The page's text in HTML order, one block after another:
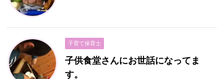
子育て保育士
子供食堂さんにお世話になってま
す。